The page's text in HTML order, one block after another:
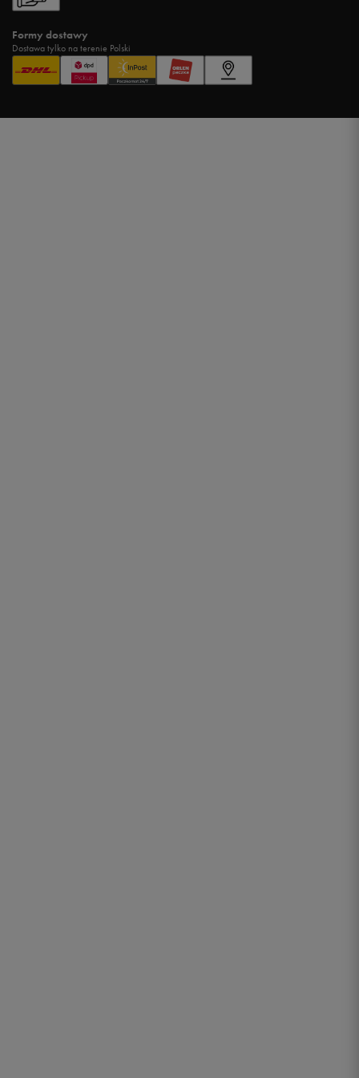
Formy dostawy
Dostawa tylko na terenie Polski